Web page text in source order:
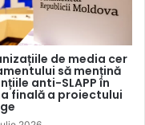
de a ajunge în toate
rurale, acolo unde
informarea
(…) Este
de media cer
să mențină
anti-SLAPP în
finală a proiectului